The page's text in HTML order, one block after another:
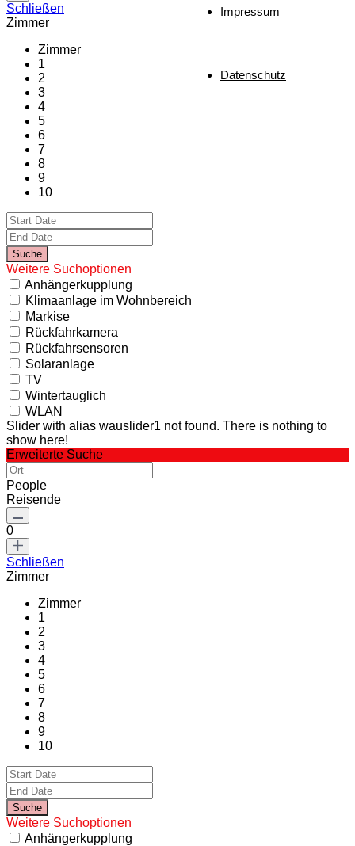
Impressum
Datenschutz
Schließen
Zimmer
Zimmer
1
2
3
4
5
6
7
8
9
10
Weitere Suchoptionen
Anhängerkupplung
Klimaanlage im Wohnbereich
Markise
Rückfahrkamera
Rückfahrsensoren
Solaranlage
TV
Wintertauglich
WLAN
Slider with alias wauslider1 not found. There is nothing to
show here!
Erweiterte Suche
People
Reisende
0
Schließen
Zimmer
Zimmer
1
2
3
4
5
6
7
8
9
10
Weitere Suchoptionen
Anhängerkupplung